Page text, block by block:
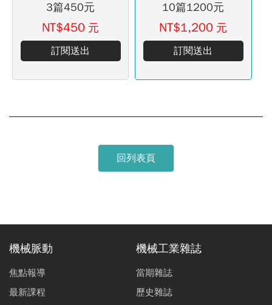
3篇450元
NT$450 元
訂閱送出
10篇1200元
NT$1,200 元
訂閱送出
回列表頁
機械脈動
焦點報導
最新課程
機械工業雜誌
當期雜誌
歷史雜誌